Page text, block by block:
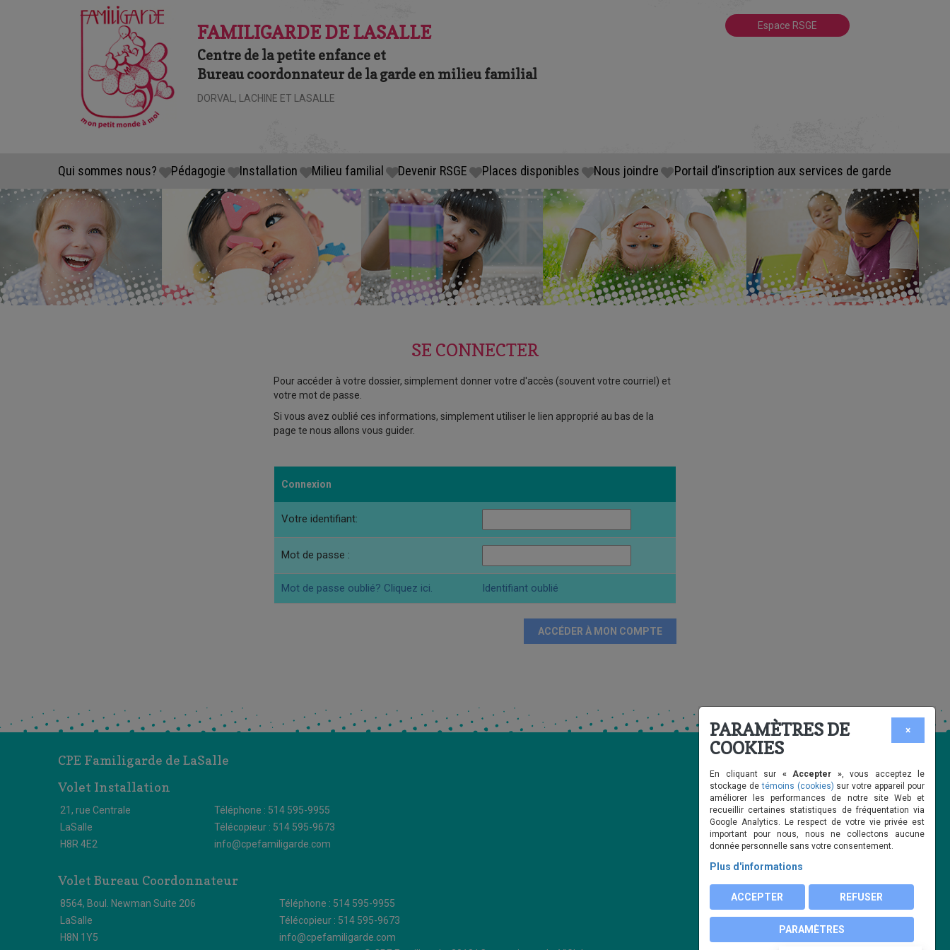
FAMILIGARDE DE LASALLE
Centre de la petite enfance et
Bureau coordonnateur de la garde en milieu familial
DORVAL, LACHINE ET LASALLE
Espace RSGE
Qui sommes nous? Pédagogie Installation Milieu familial Devenir RSGE Places disponibles Nous joindre Portail d’inscription aux services de garde
SE CONNECTER
Pour accéder à votre dossier, simplement donner votre d'accès (souvent votre courriel) et
votre mot de passe.
Si vous avez oublié ces informations, simplement utiliser le lien approprié au bas de la
page te nous allons vous guider.
Connexion
Votre identifiant:
Mot de passe :
Mot de passe oublié? Cliquez ici. Identifiant oublié
CPE Familigarde de LaSalle
Volet Installation
21, rue Centrale
Téléphone : 514 595-9955
LaSalle
Télécopieur : 514 595-9673
H8R 4E2
info@cpefamiligarde.com
Volet Bureau Coordonnateur
8564, Boul. Newman Suite 206
Téléphone : 514 595-9955
LaSalle
Télécopieur : 514 595-9673
H8N 1Y5
info@cpefamiligarde.com
×
PARAMÈTRES DE
COOKIES
En cliquant sur « Accepter », vous acceptez le
stockage detémoins (cookies) sur votre appareil pour
améliorer les performances de notre site Web et
recueillir certaines statistiques de fréquentation via
Google Analytics. Le respect de votre vie privée est
important pour nous, nous ne collectons aucune
donnée personnelle sans votre consentement.
Plus d'informations
ACCEPTER REFUSER
PARAMÈTRES